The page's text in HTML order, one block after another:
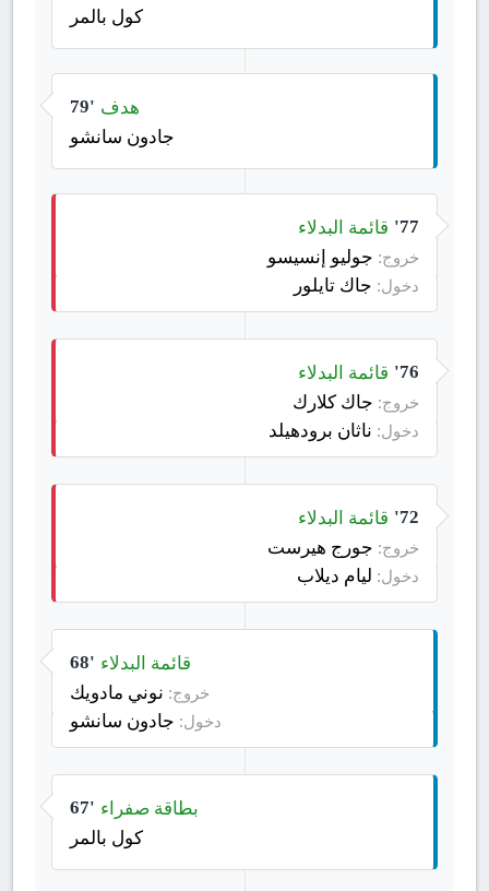
كول بالمر
79' هدف
جادون سانشو
77' قائمة البدلاء
خروج: جوليو إنسيسو
دخول: جاك تايلور
76' قائمة البدلاء
خروج: جاك كلارك
دخول: ناثان برودهيلد
72' قائمة البدلاء
خروج: جورج هيرست
دخول: ليام ديلاب
68' قائمة البدلاء
خروج: نوني مادويك
دخول: جادون سانشو
67' بطاقة صفراء
كول بالمر